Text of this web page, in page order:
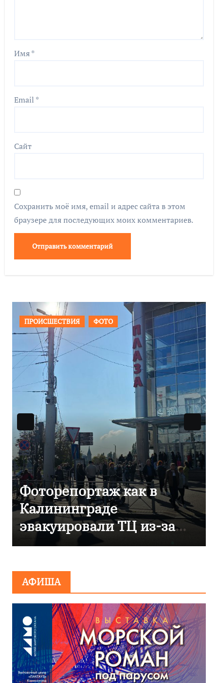
Имя*
Email *
Сайт
Сохранить моё имя, email и адрес сайта в этом
браузере для последующих моих комментариев.
ОБЩЕСТВО ФОТО
В Калининграде
отметили 80-летие
компании «Россети
Янтарь»
АФИША